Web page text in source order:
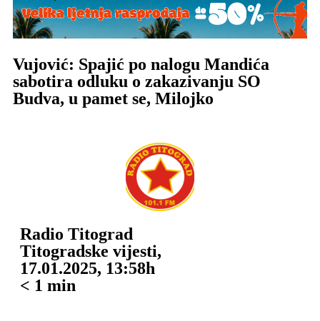
Vujović: Spajić po nalogu Mandića
sabotira odluku o zakazivanju SO
Budva, u pamet se, Milojko
Radio Titograd
Titogradske vijesti,
17.01.2025, 13:58h
< 1 min